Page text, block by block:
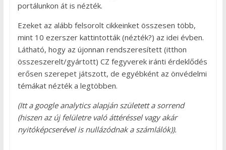
portálunkon át is nézték.
Ezeket az alább felsorolt cikkeinket összesen több,
mint 10 ezerszer kattintották (nézték?) az idei évben.
Látható, hogy az újonnan rendszeresített (itthon
összeszerelt/gyártott) CZ fegyverek iránti érdeklődés
erősen szerepet játszott, de egyébként az önvédelmi
témákat nézték a legtöbben.
(Itt a google analytics alapján született a sorrend
(hiszen az új felületre való áttéréssel vagy akár
nyitóképcserével is nullázódnak a számlálók)).